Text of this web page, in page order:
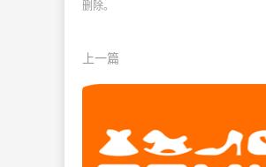
删除。
上一篇